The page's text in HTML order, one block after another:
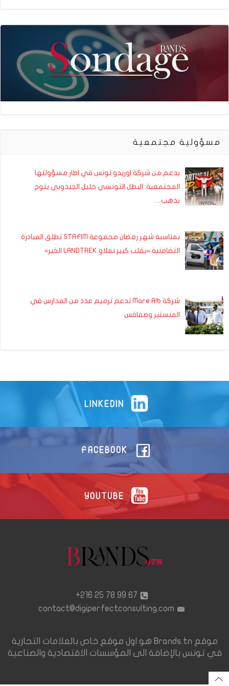
مسؤولية مجتمعية
بدعم من شركة اوريدو تونس في اطار مسؤولتها
المجتمعية: البطل التونسي خليل الجندوبي يتوج
بذهب…
بمناسبة شهر رمضان مجموعة STAFIM تطلق المبادرة
التضامنية «بقلب كبير نملاو LANDTREK الخير»
شركة Mare Alb تدعم ترميم عدد من المدارس في
المنستير وصفاقس
LINKEDIN
FACEBOOK
YOUTUBE
67 99 78 25 216+
contact@digiperfectconsulting.com
موقع Brands.tn هو اول موقع خاص بالعلامات التجارية
في تونس بالإضافة الى المؤسسات الاقتصادية والصناعية